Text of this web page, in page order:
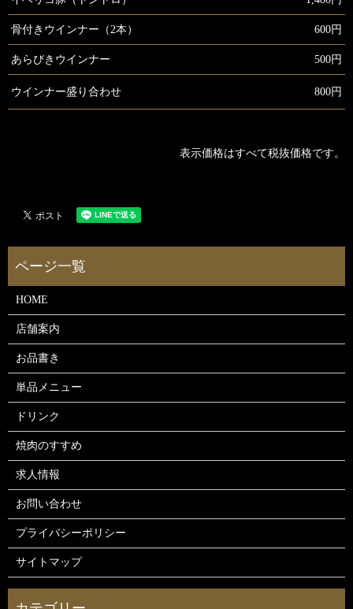
骨付きウインナー（2本） 600円
あらびきウインナー 500円
ウインナー盛り合わせ 800円
表示価格はすべて税抜価格です。
HOME
店舗案内
お品書き
単品メニュー
ドリンク
焼肉のすすめ
求人情報
お問い合わせ
プライバシーポリシー
サイトマップ